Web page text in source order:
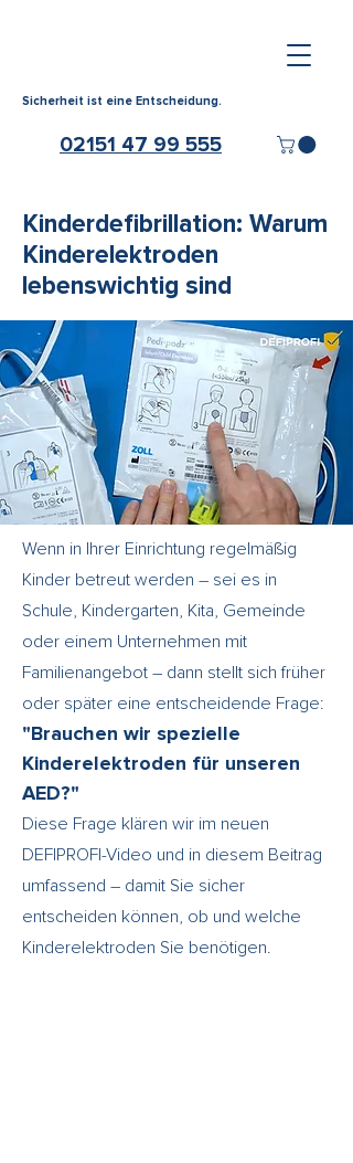
Sicherheit ist eine Entscheidung.
02151 47 99 555
Kinderdefibrillation: Warum
Kinderelektroden
lebenswichtig sind
Wenn in Ihrer Einrichtung regelmäßig
Kinder betreut werden – sei es in
Schule, Kindergarten, Kita, Gemeinde
oder einem Unternehmen mit
Familienangebot – dann stellt sich früher
oder später eine entscheidende Frage:
"Brauchen wir spezielle
Kinderelektroden für unseren
AED?"
Diese Frage klären wir im neuen
DEFIPROFI-Video und in diesem Beitrag
umfassend – damit Sie sicher
entscheiden können, ob und welche
Kinderelektroden Sie benötigen.